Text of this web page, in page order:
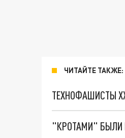
ЧИТАЙТЕ ТАКЖЕ:
ТЕХНОФАШИСТЫ
"КРОТАМИ" БЫЛИ